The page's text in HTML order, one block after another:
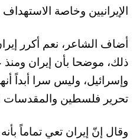
الإيرانيين وخاصة
أضاف الشاعر، نعم أكرر
ذلك، موضحا بأن إيران
وإسرائيل، وليس سرا أبداً
تحرير فلسطين والمقدسات
وقال إنّ إيران تعي تماماً